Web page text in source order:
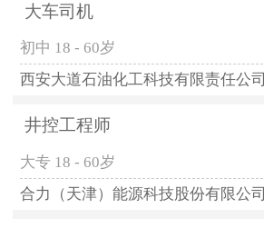
大车司机
初中 18 - 60岁
西安大道石油化工科技有限责任公司
井控工程师
大专 18 - 60岁
合力（天津）能源科技股份有限公司